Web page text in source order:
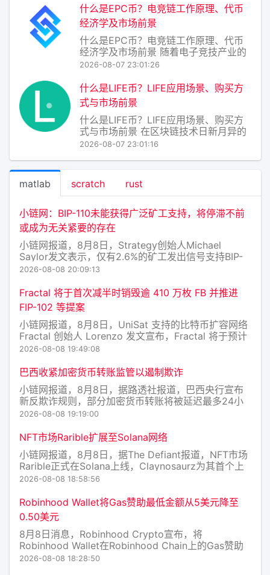
一个较为小众但定位明确的项目，正逐
渐引起加密爱好者与数字艺术圈的关
注。要理解AZART，不能只看其价格
什么是EPC币？电竞链工作原理、代币
经济学及市场前景
什么是EPC币？电竞链工作原理、代币
经济学及市场前景 随着电子竞技产业的
爆发式增长，传统金融与游戏世界的边
Chain）的区块链项目打破，其原生代币
EPC币也随之进入大众视野。EPC币是
电竞链生态中的核心价值载体，旨
2026-08-07 23:01:26
什么是LIFE币？LIFE应用场景、购买方
式与市场前景
什么是LIFE币？LIFE应用场景、购买方
式与市场前景 在区块链技术日新月异的
今天，各类加密资产层出不穷。LIFE币
种，而是通常被用于命名那些聚焦于“生
命质量、健康数据、公益慈
2026-08-07 23:01:16
matlab scratch rust
小链网：BIP-110未能获得广泛矿工支持，将停滞不前
或成为无关紧要的存在
小链网报道，8月8日，Strategy创始人Michael
Saylor发文表示，仅有2.6%的矿工发出信号支持BIP-
110，其未能获得广泛的支持。在区块961,632处，其
分叉成无关紧要的存在，而比
2026-08-08 20:09:13
Fractal 将于首次减半时销毁逾 410 万枚 FB 并推进
FIP-102 等提案
小链网报道，8月8日，UniSat 支持的比特币扩容网络
Fractal 创始人 Lorenzo 发文宣布，Fractal 将于预计
9 月 9 日左右的首次减半时永久销毁总计 4,101,541 枚
2026-08-08 19:49:08
巴西收紧加密货币转账监管以遏制欺诈
小链网报道，8月8日，据路透社报道，巴西央行宣布
新反欺诈规则，部分加密货币转账将被延迟最多24小
时，新规将于明年生效，适用于超过1万美元且发送至
笔交易或客户单日总转账计算。巴西央行表示，此举反
映了虚拟资产（包
2026-08-08 19:19:00
NFT市场Rarible扩展至Solana网络
小链网报道，8月8日，据The Defiant报道，NFT市场
Rarible正式在Solana上线，Claynosaurz为其首个上
线系列。Rarible目前支持的小链网络包括Solana、
2026-08-08 18:58:56
Robinhood Wallet将Gas赞助最低金额从5美元降至
0.50美元
8月8日消息，Robinhood Crypto宣布，将
Robinhood Wallet在Robinhood Chain上的Gas赞助
最低金额从5美元降至0.50美元。从现在起官方会为更
2026-08-08 18:28:50